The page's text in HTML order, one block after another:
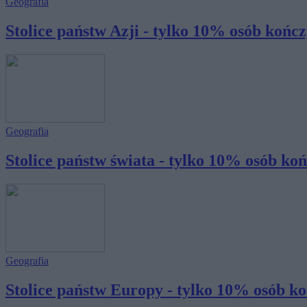
Stolice państw Azji - tylko 10% osób
Geografia
Stolice państw świata - tylko 10% osób
Geografia
Stolice państw Europy - tylko 10% osób